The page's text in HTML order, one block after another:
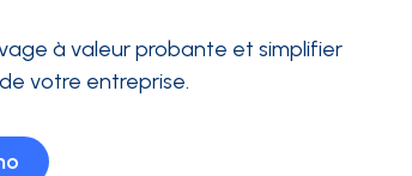
à valeur probante et simplifier
votre entreprise.